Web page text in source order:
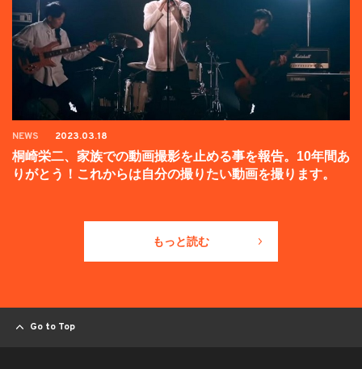
NEWS 2023.03.18
桐崎栄二、家族での動画撮影を止める事を報告。10年間あ
りがとう！これからは自分の撮りたい動画を撮ります。
もっと読む
Go to Top